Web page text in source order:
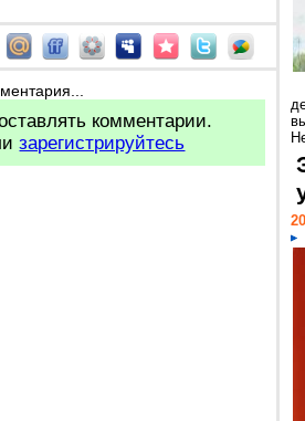
комментарии.
зарегистрируйтесь